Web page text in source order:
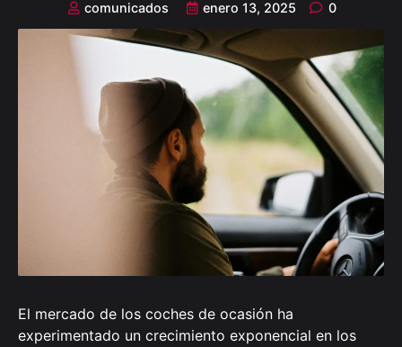
comunicados enero 13, 2025 0
El mercado de los coches de ocasión ha
experimentado un crecimiento exponencial en los